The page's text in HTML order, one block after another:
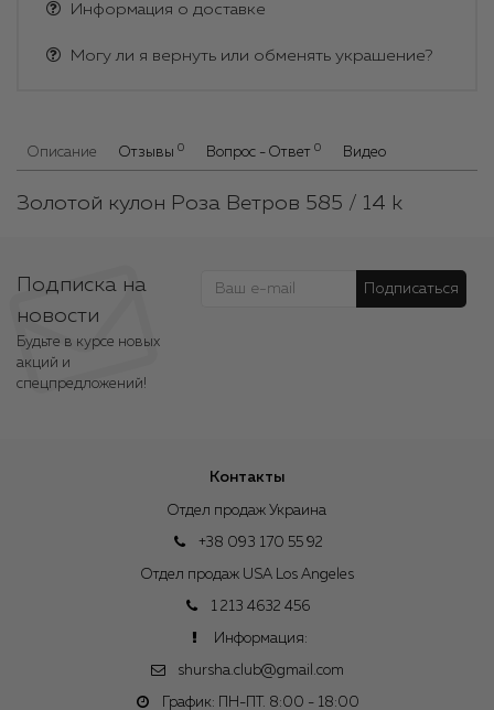
Информация о доставке
Могу ли я вернуть или обменять украшение?
Описание Отзывы 0 Вопрос - Ответ 0 Видео
Золотой кулон Роза Ветров 585 / 14 k
Подписка на
новости
Будьте в курсе новых
акций и
спецпредложений!
Подписаться
Контакты
Отдел продаж Украина
+38 093 170 55 92
Отдел продаж USA Los Angeles
1 213 4632 456
Информация:
shursha.club@gmail.com
График: ПН-ПТ. 8:00 - 18:00